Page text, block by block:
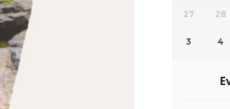
27
28
3 4